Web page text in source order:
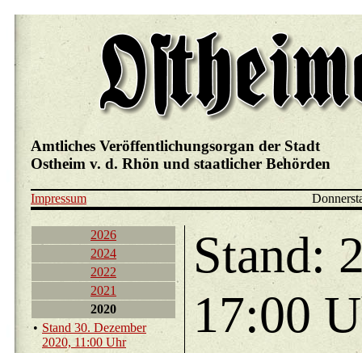
Amtliches Veröffentlichungsorgan der Stadt
Ostheim v. d. Rhön und staatlicher Behörden
Impressum
2026
2024
2022
2021
2020
• Stand 30. De­zem­ber
2020, 11:00 Uhr
Stand:
17:00